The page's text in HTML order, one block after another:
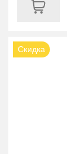
Скидка